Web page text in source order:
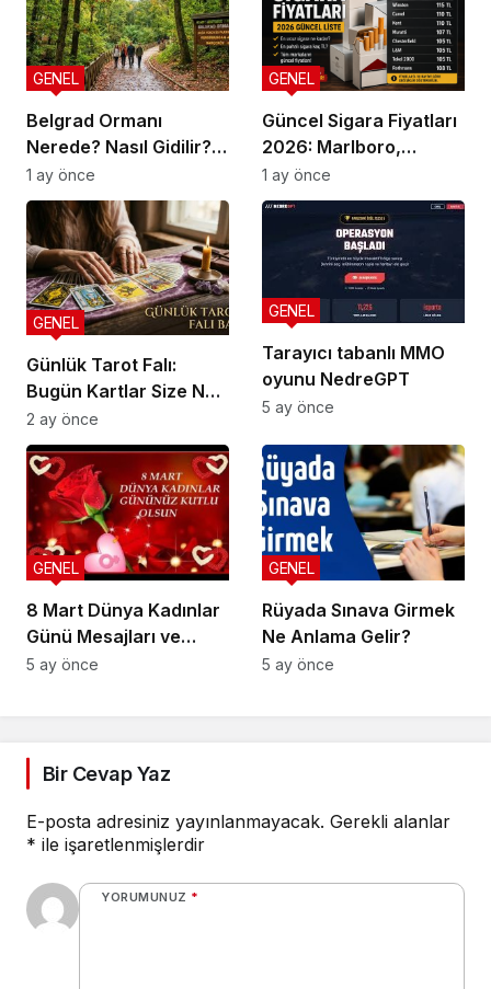
Belgrad Ormanı
Nerede? Nasıl Gidilir?
Güncel Gezi Rehberi
GENEL
1 ay önce
Güncel Sigara Fiyatları
2026: Marlboro,
Parliament, Winston,
Camel ve Tüm Sigara
Markalarının Zamlı
Fiyat Listesi
GENEL
1 ay önce
Günlük Tarot Falı:
Bugün Kartlar Size Ne
Söylüyor?
GENEL
2 ay önce
Tarayıcı tabanlı MMO
oyunu NedreGPT
GENEL
5 ay önce
8 Mart Dünya Kadınlar
Günü Mesajları ve
Sözleri
GENEL
5 ay önce
Rüyada Sınava Girmek
Ne Anlama Gelir?
GENEL
5 ay önce
Bir Cevap Yaz
E-posta adresiniz yayınlanmayacak. Gerekli alanlar
* ile işaretlenmişlerdir
YORUMUNUZ *